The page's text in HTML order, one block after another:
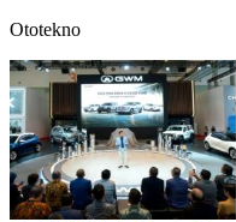
Ototekno